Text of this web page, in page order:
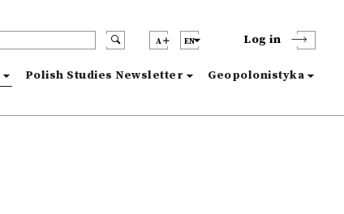
A EN Log in
Polish Studies Newsletter Geopolonistyka